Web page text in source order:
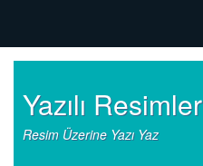
Yazılı Resimler
Resim Üzerine Yazı Yaz